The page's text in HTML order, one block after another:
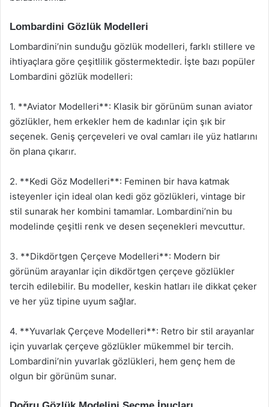
Lombardini Gözlük Modelleri
Lombardini’nin sunduğu gözlük modelleri, farklı stillere ve
ihtiyaçlara göre çeşitlilik göstermektedir. İşte bazı popüler
Lombardini gözlük modelleri:
1. **Aviator Modelleri**: Klasik bir görünüm sunan aviator
gözlükler, hem erkekler hem de kadınlar için şık bir
seçenek. Geniş çerçeveleri ve oval camları ile yüz hatlarını
ön plana çıkarır.
2. **Kedi Göz Modelleri**: Feminen bir hava katmak
isteyenler için ideal olan kedi göz gözlükleri, vintage bir
stil sunarak her kombini tamamlar. Lombardini’nin bu
modelinde çeşitli renk ve desen seçenekleri mevcuttur.
3. **Dikdörtgen Çerçeve Modelleri**: Modern bir
görünüm arayanlar için dikdörtgen çerçeve gözlükler
tercih edilebilir. Bu modeller, keskin hatları ile dikkat çeker
ve her yüz tipine uyum sağlar.
4. **Yuvarlak Çerçeve Modelleri**: Retro bir stil arayanlar
için yuvarlak çerçeve gözlükler mükemmel bir tercih.
Lombardini’nin yuvarlak gözlükleri, hem genç hem de
olgun bir görünüm sunar.